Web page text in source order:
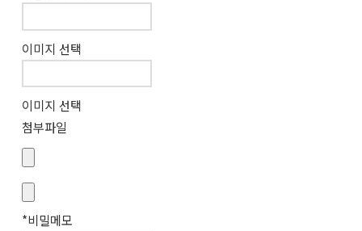
이미지 선택
이미지 선택
첨부파일
*비밀메모